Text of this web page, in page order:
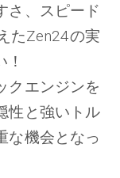
さ、スピード
たZen24の実
クエンジンを
性と強いトル
な機会となっ